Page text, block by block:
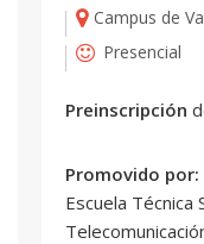
Campus de
Presencial
Preinscripción
Promovido por:
Escuela